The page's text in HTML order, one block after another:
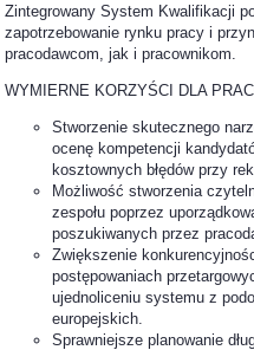
Zintegrowany System Kwalifikacji
zapotrzebowanie rynku pracy i
pracodawcom, jak i pracownikom.
WYMIERNE KORZYŚCI DLA
Stworzenie skutecznego
ocenę kompetencji
kosztownych błędów przy
Możliwość stworzenia
zespołu poprzez
poszukiwanych przez
Zwiększenie
postępowaniach
ujednoliceniu systemu z
europejskich.
Sprawniejsze planowanie